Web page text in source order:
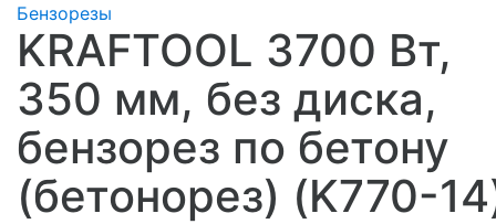
Бензорезы
KRAFTOOL 3700 Вт,
350 мм, без диска,
бензорез по бетону
(бетонорез) (K770-